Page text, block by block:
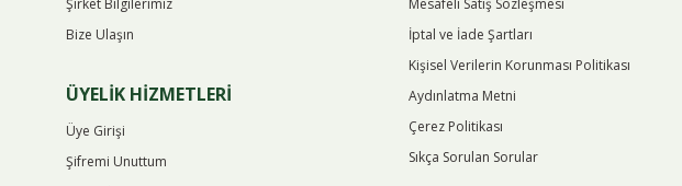
Şirket Bilgilerimiz
Bize Ulaşın
ÜYELİK HİZMETLERİ
Üye Girişi
Şifremi Unuttum
Mesafeli Satış Sözleşmesi
İptal ve İade Şartları
Kişisel Verilerin Korunması Politikası
Aydınlatma Metni
Çerez Politikası
Sıkça Sorulan Sorular